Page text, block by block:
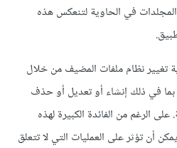
في الحاوية لتنعكس هذه
تغيير نظام ملفات المضيف من خلال
بما في ذلك إنشاء أو تعديل أو حذف
الرغم من الفائدة الكبيرة لهذه
أن تؤثر على العمليات التي لا تتعلق